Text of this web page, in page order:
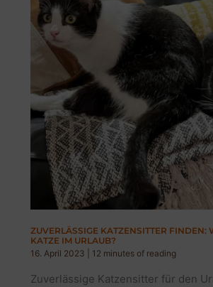
ZUVERLÄSSIGE KATZENSITTER FINDEN:
KATZE IM URLAUB?
16. April 2023
12 minutes of reading
Zuverlässige Katzensitter für den